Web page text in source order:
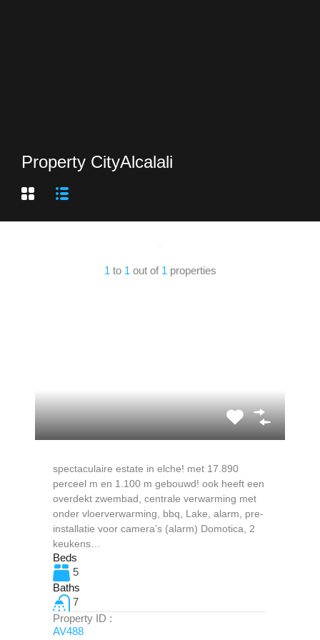
Property CityAlcalali
1 to 1 out of 1 properties
spectaculaire estate in elche! met 17.890
perceel m en 1.100 m gebouwd! ook heeft een
overdekt zwembad, centrale verwarming met
onder vloerverwarming, bbq, Lake, alarm, pre-
installatie voor camera’s (alarm) Domotica, 2
keukens…
Beds
5
Baths
7
Property ID :
AV488